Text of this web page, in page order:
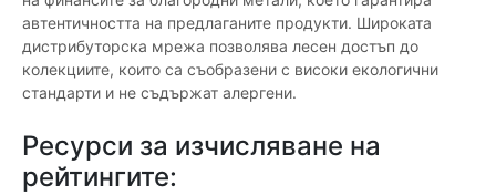
автентичността на предлаганите продукти. Широката
дистрибуторска мрежа позволява лесен достъп до
колекциите, които са съобразени с високи екологични
стандарти и не съдържат алергени.
Ресурси за изчисляване на
рейтингите: